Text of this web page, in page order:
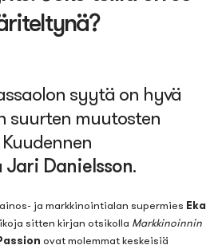
syytä on hyvä
suurten muutosten
Jari Danielsson.
ja markkinointialan supermies Eka
sitten kirjan otsikolla Markkinoinnin
ovat molemmat keskeisiä